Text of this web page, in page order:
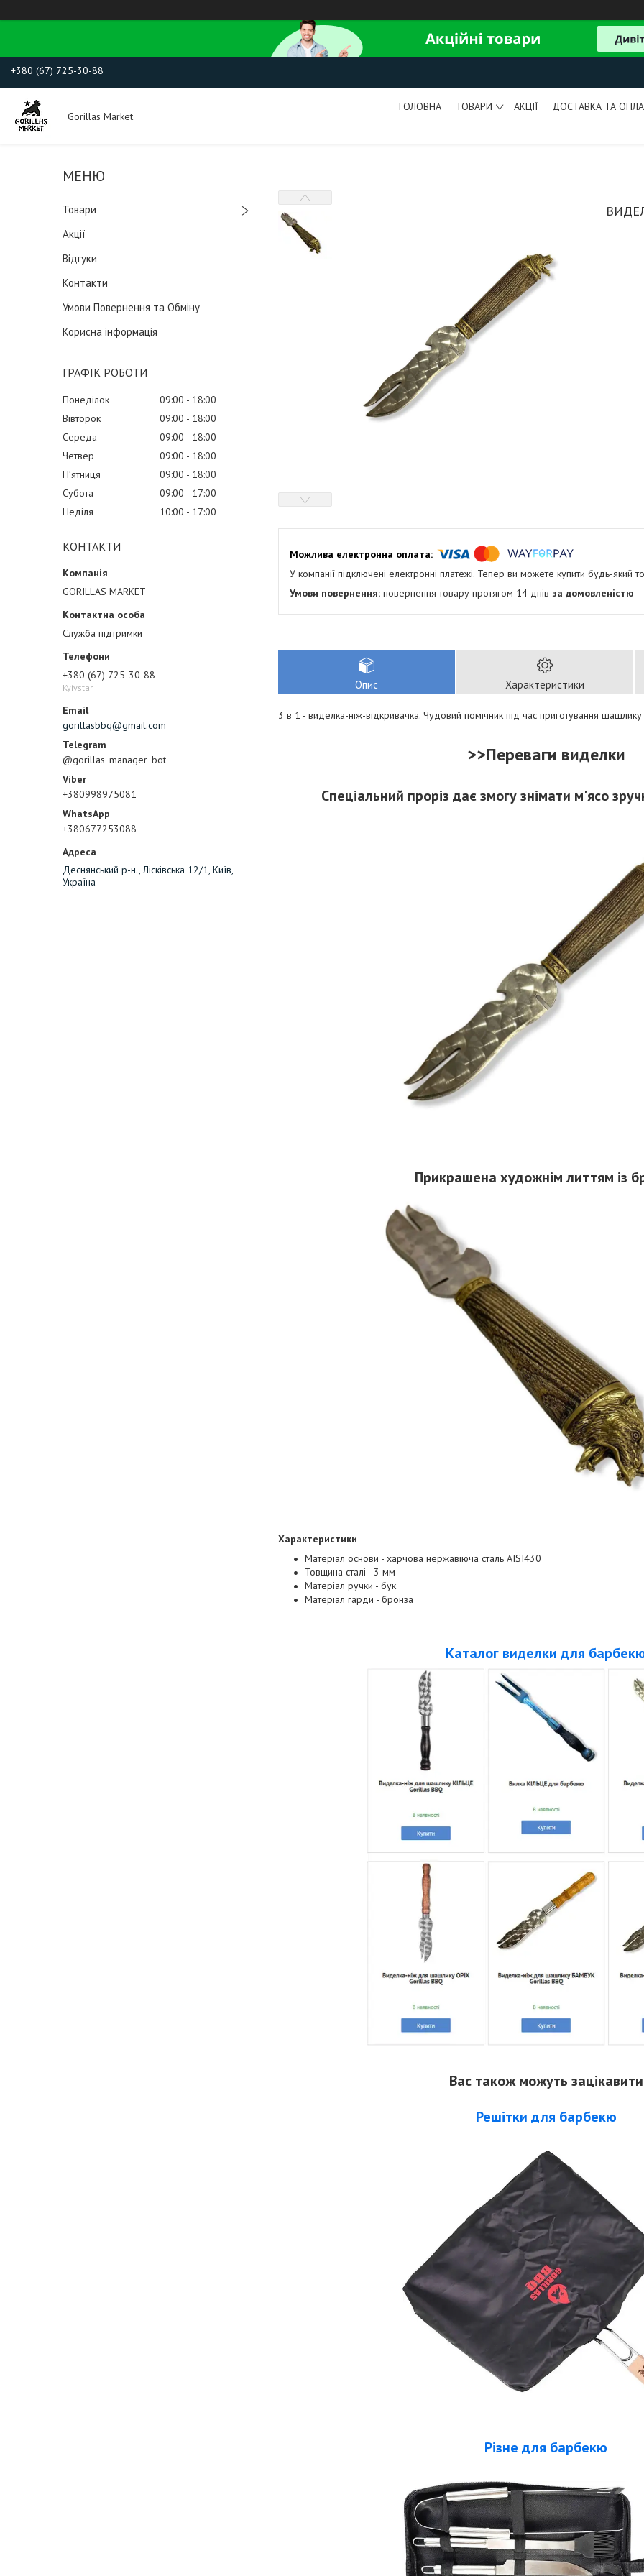
+380 (67) 725-30-88
Gorillas Market
ГОЛОВНА ТОВАРИ АКЦІЇ ДОСТАВКА ТА
Товари
Акції
Відгуки
Контакти
Умови Повернення та Обміну
Корисна інформація
ГРАФІК РОБОТИ
Понеділок 09:00
18:00
Вівторок
09:00
18:00
Середа
09:00
18:00
Четвер
09:00
18:00
Пʼятниця
09:00
18:00
Субота
09:00
17:00
Неділя
10:00 17:00
КОНТАКТИ
GORILLAS MARKET
Служба підтримки
+380 (67) 725-30-88
Kyivstar
gorillasbbq@gmail.com
@gorillas_manager_bot
+380998975081
+380677253088
Деснянський р-н., Лісківська 12/1, Київ,
Україна
У компанії підключені електронні платежі. Тепер ви можете купити будь-який
повернення товару протягом 14 днів за домовленістю
Опис Характеристики
3 в 1 - виделка-ніж-відкривачка. Чудовий помічник під час приготування
>>Переваги виделки
Спеціальний проріз дає змогу знімати м'ясо
Прикрашена художнім литтям із
Характеристики
Матеріал основи - харчова нержавіюча сталь AISI430
Товщина сталі - 3 мм
Матеріал ручки - бук
Матеріал гарди - бронза
Каталог виделки для
Вас також можуть зацікавити
Решітки для барбекю
Різне для барбекю